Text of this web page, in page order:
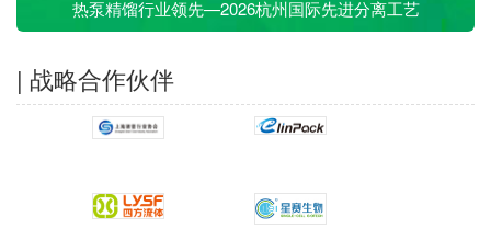
热泵精馏行业领先—2026杭州国际先进分离工艺
| 战略合作伙伴